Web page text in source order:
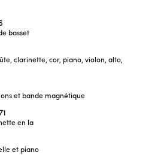
basset
clarinette, cor, piano, violon, alto,
et bande magnétique
en la
et piano